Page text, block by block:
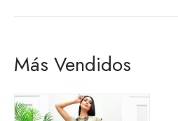
Más Vendidos